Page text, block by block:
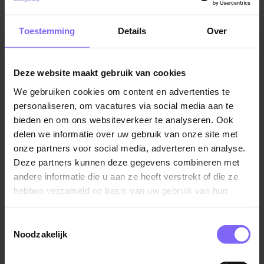
Toestemming Details Over
Deze website maakt gebruik van cookies
We gebruiken cookies om content en advertenties te
personaliseren, om vacatures via social media aan te
bieden en om ons websiteverkeer te analyseren. Ook
delen we informatie over uw gebruik van onze site met
onze partners voor social media, adverteren en analyse.
Deze partners kunnen deze gegevens combineren met
andere informatie die u aan ze heeft verstrekt of die ze
hebben verzameld op basis van uw gebruik van hun
Noodzakelijk
zoveel mogelijk fijne momenten. Belemmerende
regels mogen hierbij géén drempels opwerpen. Ons
Over Envida:
Envida biedt hulp en zorg voor ouderen
en chronisch zieken in Maastricht en het heuvelland.
Dat doen we bij mensen thuis, in de wijk en in onze
huizen. We vinden goede zorg een recht voor
iedereen. Om dat te kunnen waarmaken, draait onze
zorg vooral om kwaliteit van leven. Die bereiken we
door nauw samen te werken met cliënten en
bewoners, hun naasten, en andere partijen in de
samenleving.
Dit mag je van ons verwachten
Vacatures in Maastricht|Vacatures in Zuid Limburg|
Vacatures Zorg in Limburg |Vacatures in de ouderenzorg
Vergelijkbare vacatures
Verpleegkundige bij Dn Driej
Envida
Gronsveld
Verpleegkundige